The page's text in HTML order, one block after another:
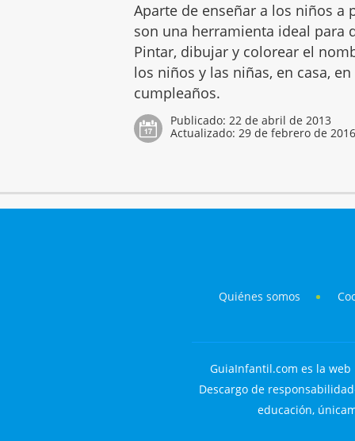
Aparte de enseñar a los niños
son una herramienta ideal para
Pintar, dibujar y colorear el
los niños y las niñas, en casa,
cumpleaños.
Publicado:22 de abril de 2013
Actualizado:29 de febrero de
Quiénes somos
GuiaInfantil.com es la
Descargo de
educación,